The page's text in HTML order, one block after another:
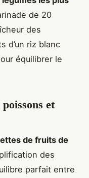
de 20
des
d’un riz blanc
équilibrer le
et
de fruits de
des
parfait entre